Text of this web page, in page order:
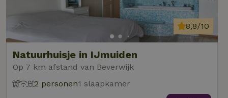
Natuurhuisje in IJmuiden
Op 7 km afstand van Beverwijk
8,8/10
2 personen1 slaapkamer